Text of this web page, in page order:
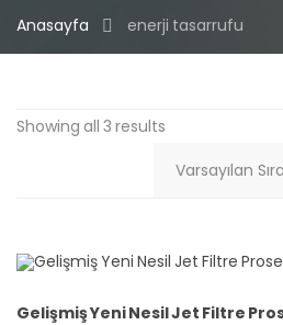
Anasayfa enerji tasarrufu
Showing all 3 results
Gelişmiş Yeni Nesil Jet Filtre